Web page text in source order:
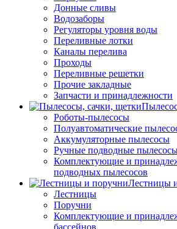
Донные сливы
Водозаборы
Регуляторы уровня воды
Переливные лотки
Каналы перелива
Проходы
Переливные решетки
Прочие закладные
Запчасти и принадлежности
Роботы-пылесосы
Полуавтоматические
Аккумуляторные пылесосы
Ручные подводные
Комплектующие и
подводных пылесосов
Лестницы
Лестницы
Поручни
Комплектующие и
бассейнов